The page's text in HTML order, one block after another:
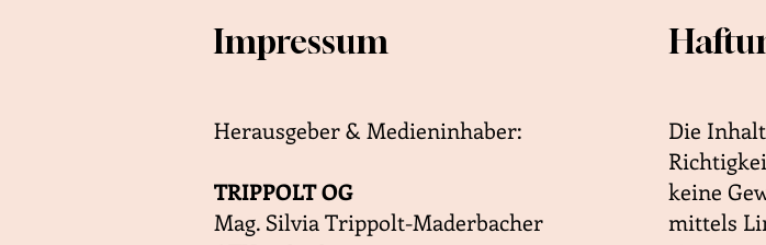
Impressum
Herausgeber & Medieninhaber:
TRIPPOLT OG
Mag. Silvia Trippolt-Maderbacher
Die
keine
mittels